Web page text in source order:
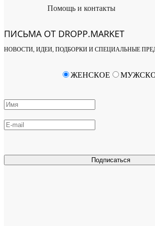
Помощь и контакты
ПИСЬМА ОТ DROPP.MARKET
НОВОСТИ, ИДЕИ, ПОДБОРКИ И СПЕЦИАЛЬНЫЕ
Подписаться
ЖЕНСКОЕ